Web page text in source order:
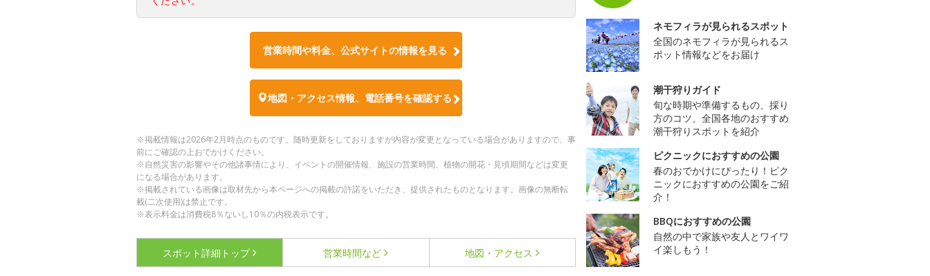
営業時間や料金、公式サイトの情報を見る
地図・アクセス情報、電話番号を確認する
※掲載情報は2026年2月時点のものです。随時更新をしておりますが内容が変更となっている場合がありますので、事
前にご確認の上おでかけください。
※自然災害の影響やその他諸事情により、イベントの開催情報、施設の営業時間、植物の開花・見頃期間などは変更
になる場合があります。
※掲載されている画像は取材先から本ページへの掲載の許諾をいただき、提供されたものとなります。画像の無断転
載(二次使用)は禁止です。
※表示料金は消費税8％ないし10％の内税表示です。
スポット詳細 トップ 営業時間など 地図・アクセス
ネモフィラが見られるスポット
全国のネモフィラが見られるス
ポット情報などをお届け
潮干狩りガイド
旬な時期や準備するもの、採り
方のコツ、全国各地のおすすめ
潮干狩りスポットを紹介
ピクニックにおすすめの公園
春のおでかけにぴったり！ピク
ニックにおすすめの公園をご紹
介！
BBQにおすすめの公園
自然の中で家族や友人とワイワ
イ楽しもう！